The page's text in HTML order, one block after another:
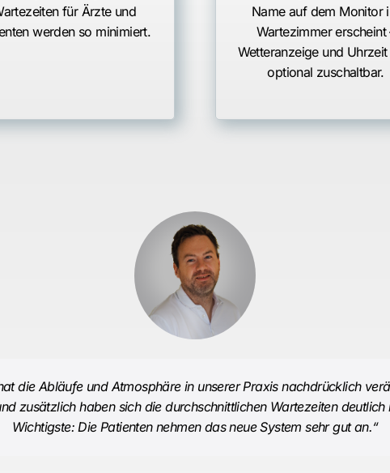
für Ärzte und
werden so minimiert.
Name auf dem Monitor
Wartezimmer erscheint
Wetteranzeige und Uhrzeit
optional zuschaltbar.
die Abläufe und Atmosphäre in unserer Praxis nachdrücklich
zusätzlich haben sich die durchschnittlichen Wartezeiten
Wichtigste: Die Patienten nehmen das neue System sehr gut an.“